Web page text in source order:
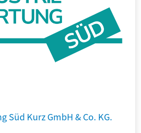
Süd Kurz GmbH & Co. KG.